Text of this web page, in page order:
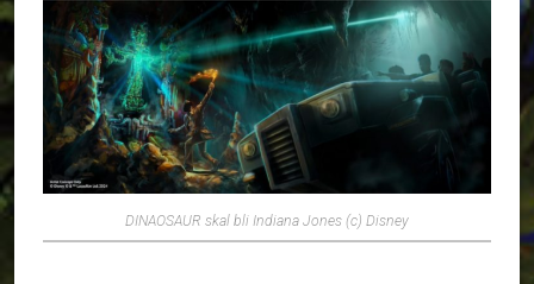
DINAOSAUR skal bli Indiana Jones (c) Disney